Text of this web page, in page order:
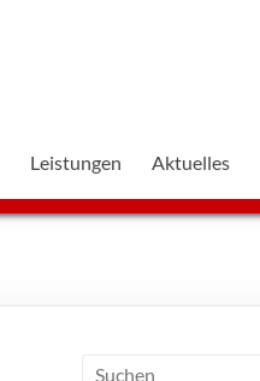
Leistungen Aktuelles